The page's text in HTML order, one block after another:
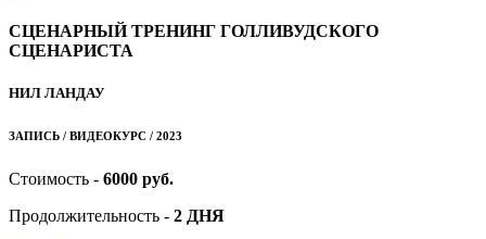
СЦЕНАРНЫЙ ТРЕНИНГ ГОЛЛИВУДСКОГО
СЦЕНАРИСТА
НИЛ ЛАНДАУ
ЗАПИСЬ / ВИДЕОКУРС / 2023
Стоимость - 6000 руб.
Продолжительность - 2 ДНЯ